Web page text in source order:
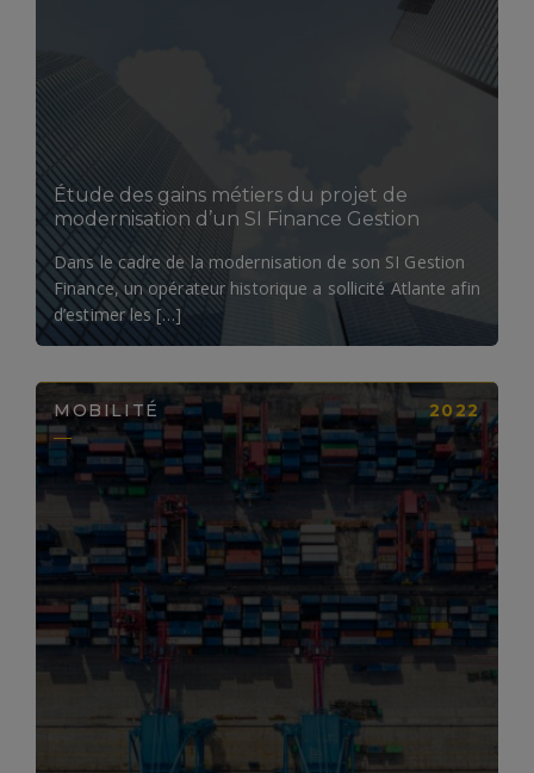
Étude des gains métiers du projet de
modernisation d’un SI Finance Gestion
Dans le cadre de la modernisation de son SI Gestion
Finance, un opérateur historique a sollicité Atlante afin
d’estimer les […]
MOBILITÉ 2022
LIRE LA SUITE